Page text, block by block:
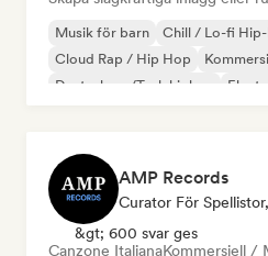
Musik för barn
Chill / Lo-fi
Cloud Rap / Hip Hop
Deutschrap/Tysk hiphop
AMP Records
Curator För
&gt; 600 svar ges
Canzone ItalianaKommersiell /